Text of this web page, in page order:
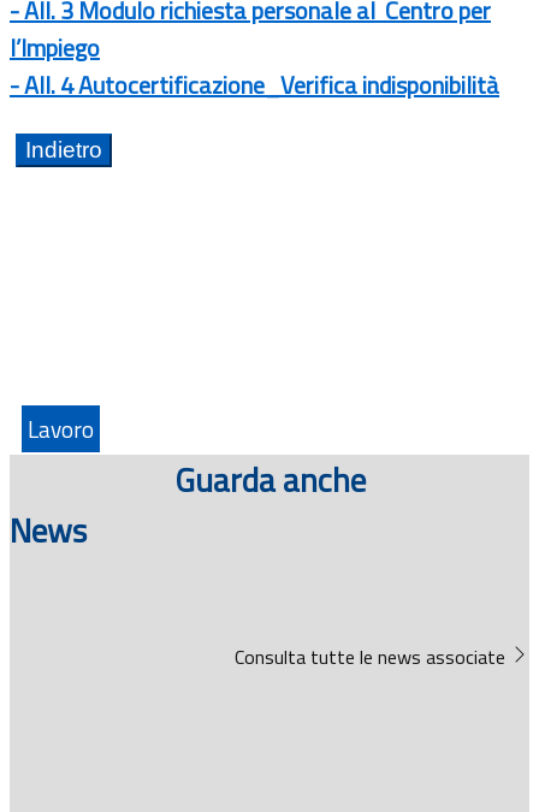
- All. 3 Modulo richiesta personale al Centro per
l’Impiego
- All. 4 Autocertificazione_Verifica indisponibilità
Lavoro
Guarda anche
News
Consulta tutte le news associate